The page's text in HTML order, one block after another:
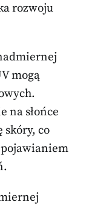
rozwoju
mogą
na słońce
skóry, co